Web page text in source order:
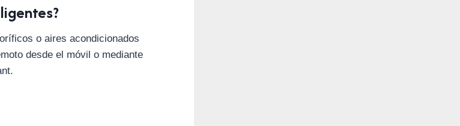
o aires acondicionados
desde el móvil o mediante